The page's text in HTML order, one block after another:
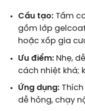
Cấu tạo:Tấm
gồm lớp
hoặc xốp gia
Ưu điểm:Nhẹ,
cách nhiệt khá;
Ứng dụng:Thích
dễ hỏng, chạy